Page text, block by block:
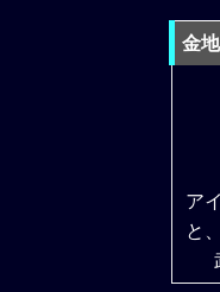
金
ア
と